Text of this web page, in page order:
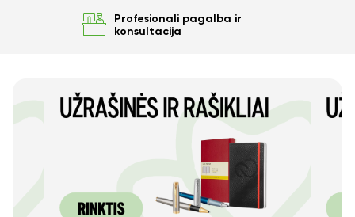
Profesionali pagalba ir
konsultacija